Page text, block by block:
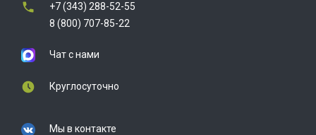
+7 (343) 288-52-55
8 (800) 707-85-22
Чат с нами
Круглосуточно
Мы в контакте